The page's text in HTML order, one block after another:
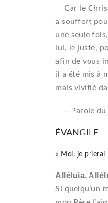
Car le
a souffert
une seule fois,
lui, le juste,
afin de vous
il a été mis à
mais vivifié
– Parole du
ÉVANGILE
« Moi, je prierai
Alléluia.
Si quelqu’un